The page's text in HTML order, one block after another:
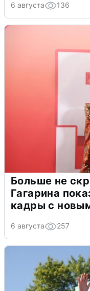
6 августа 136
Больше не
Гагарина
кадры с
6 августа 257